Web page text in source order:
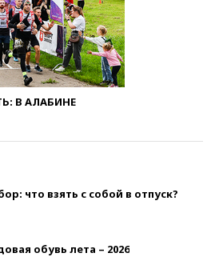
В АЛАБИНЕ
что взять с собой в отпуск?
обувь лета – 2026